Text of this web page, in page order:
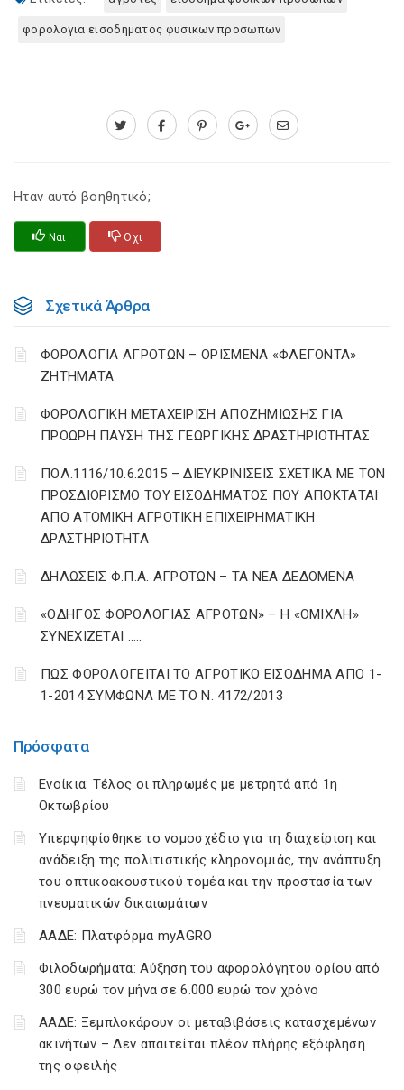
Πρόσφατα
Ενοίκια: Τέλος οι πληρωμές με μετρητά από 1η
Οκτωβρίου
Υπερψηφίσθηκε το νομοσχέδιο για τη διαχείριση και
ανάδειξη της πολιτιστικής κληρονομιάς, την ανάπτυξη
του οπτικοακουστικού τομέα και την προστασία των
πνευματικών δικαιωμάτων
ΑΑΔΕ: Πλατφόρμα myAGRO
Φιλοδωρήματα: Αύξηση του αφορολόγητου ορίου από
300 ευρώ τον μήνα σε 6.000 ευρώ τον χρόνο
ΑΑΔΕ: Ξεμπλοκάρουν οι μεταβιβάσεις κατασχεμένων
ακινήτων – Δεν απαιτείται πλέον πλήρης εξόφληση
της οφειλής
φορολογια εισοδηματος φυσικων προσωπων
Ηταν αυτό βοηθητικό;
Ναι Οχι
Σχετικά Άρθρα
ΦΟΡΟΛΟΓΙΑ ΑΓΡΟΤΩΝ – ΟΡΙΣΜΕΝΑ «ΦΛΕΓΟΝΤΑ»
ΖΗΤΗΜΑΤΑ
ΦΟΡΟΛΟΓΙΚΗ ΜΕΤΑΧΕΙΡΙΣΗ ΑΠΟΖΗΜΙΩΣΗΣ ΓΙΑ
ΠΡΟΩΡΗ ΠΑΥΣΗ ΤΗΣ ΓΕΩΡΓΙΚΗΣ ΔΡΑΣΤΗΡΙΟΤΗΤΑΣ
ΠΟΛ.1116/10.6.2015 – ΔΙΕΥΚΡΙΝΙΣΕΙΣ ΣΧΕΤΙΚΑ ΜΕ ΤΟΝ
ΠΡΟΣΔΙΟΡΙΣΜΟ ΤΟΥ ΕΙΣΟΔΗΜΑΤΟΣ ΠΟΥ ΑΠΟΚΤΑΤΑΙ
ΑΠΟ ΑΤΟΜΙΚΗ ΑΓΡΟΤΙΚΗ ΕΠΙΧΕΙΡΗΜΑΤΙΚΗ
ΔΡΑΣΤΗΡΙΟΤΗΤΑ
ΔΗΛΩΣΕΙΣ Φ.Π.Α. ΑΓΡΟΤΩΝ – ΤΑ ΝΕΑ ΔΕΔΟΜΕΝΑ
«ΟΔΗΓΟΣ ΦΟΡΟΛΟΓΙΑΣ ΑΓΡΟΤΩΝ» – Η «ΟΜΙΧΛΗ»
ΣΥΝΕΧΙΖΕΤΑΙ …..
ΠΩΣ ΦΟΡΟΛΟΓΕΙΤΑΙ ΤΟ ΑΓΡΟΤΙΚΟ ΕΙΣΟΔΗΜΑ ΑΠΟ 1-
1-2014 ΣΥΜΦΩΝΑ ΜΕ ΤΟ Ν. 4172/2013